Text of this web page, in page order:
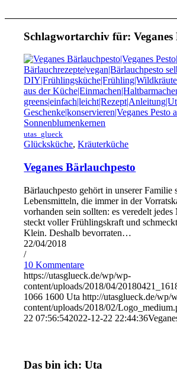
Schlagwortarchiv für:Veganes
utas_glueck
Glücksküche,Kräuterküche
Veganes Bärlauchpesto
Bärlauchpesto gehört in unserer Familie
Lebensmitteln, die immer in der
vorhanden sein sollten: es veredelt
steckt voller Frühlingskraft und
Klein. Deshalb bevorraten…
22/04/2018
/
10 Kommentare
https://utasglueck.de/wp/wp-
content/uploads/2018/04/
1066 1600 Uta http://utasglueck.de/wp/
content/uploads/2018/02/
22 07:56:542022-12-22 22:44:36
Das bin ich: Uta